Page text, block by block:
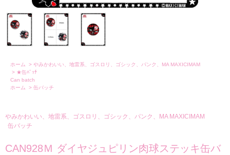
ホーム > やみかわいい、地雷系、ゴスロリ、ゴシック、パンク、MA MAXICIMAM
> ★缶ﾊﾞｯﾁ
Can batch
ホーム
> 缶バッチ
やみかわいい、地雷系、ゴスロリ、ゴシック、パンク、MA MAXICIMAM
缶バッチ
CAN928Ｍ ダイヤジュピリン肉球ステッキ缶バ